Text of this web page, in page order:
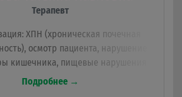
Терапевт
ХПН (хроническая почечная
осмотр пациента, нарушение
кишечника, пищевые нарушения
анорексия), бронхиты, пневмонии,
Хронический колит, острая
Подробнее →